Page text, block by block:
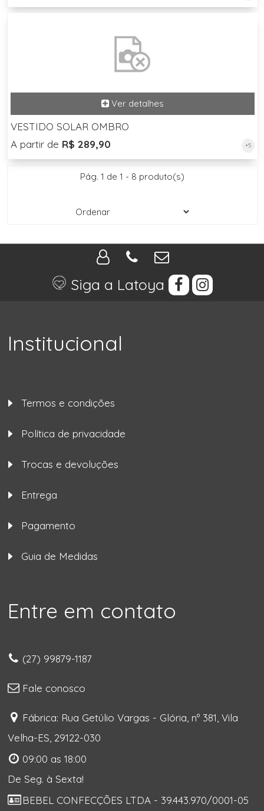
VESTIDO SOLAR OMBRO
A partir de R$ 289,90 +5
Pág. 1 de 1 - 8 produto(s)
Siga a Latoya
Institucional
Termos e condições
Política de privacidade
Trocas e devoluções
Entrega
Pagamento
Guia de Medidas
Entre em contato
(27) 99879-1187
Fale conosco
Fábrica: Rua Getúlio Vargas - Glória, nº 381, Vila
Velha-ES, 29122-030
09:00 as 18:00
De Seg. à Sexta!
BEBEL CONFECÇÕES LTDA - 39.443.970/0001-05